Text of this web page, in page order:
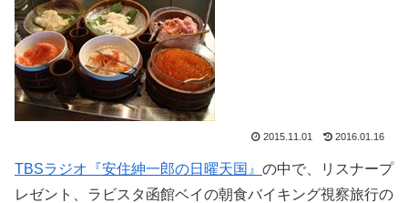
2015.11.01 2016.01.16
TBSラジオ『安住紳一郎の日曜天国』 の中で、リスナープ
レゼント、ラビスタ函館ベイの朝食バイキング視察旅行の